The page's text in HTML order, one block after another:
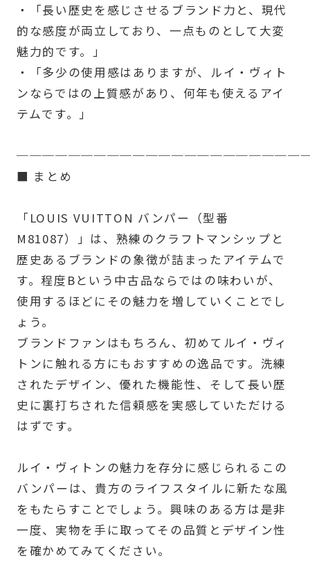
・「長い歴史を感じさせるブランド力と、現代
的な感度が両立しており、一点ものとして大変
魅力的です。」
・「多少の使用感はありますが、ルイ・ヴィト
ンならではの上質感があり、何年も使えるアイ
テムです。」
■ まとめ
「LOUIS VUITTON バンパー（型番
M81087）」は、熟練のクラフトマンシップと
歴史あるブランドの象徴が詰まったアイテムで
す。程度Bという中古品ならではの味わいが、
使用するほどにその魅力を増していくことでし
ょう。
ブランドファンはもちろん、初めてルイ・ヴィ
トンに触れる方にもおすすめの逸品です。洗練
されたデザイン、優れた機能性、そして長い歴
史に裏打ちされた信頼感を実感していただける
はずです。
ルイ・ヴィトンの魅力を存分に感じられるこの
バンパーは、貴方のライフスタイルに新たな風
をもたらすことでしょう。興味のある方は是非
一度、実物を手に取ってその品質とデザイン性
を確かめてみてください。